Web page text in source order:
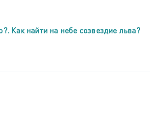
Как найти на небе созвездие льва?